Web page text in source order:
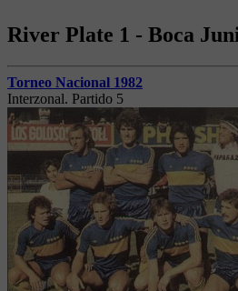
River Plate 1 - Boca
Torneo Nacional 1982
Interzonal. Partido 5